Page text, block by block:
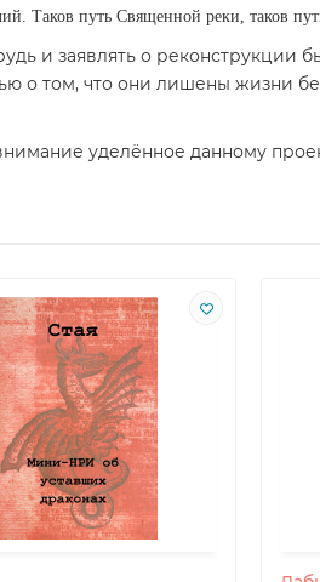
Таков путь Священной реки, таков
и заявлять о реконструкции
о том, что они лишены жизни
уделённое данному